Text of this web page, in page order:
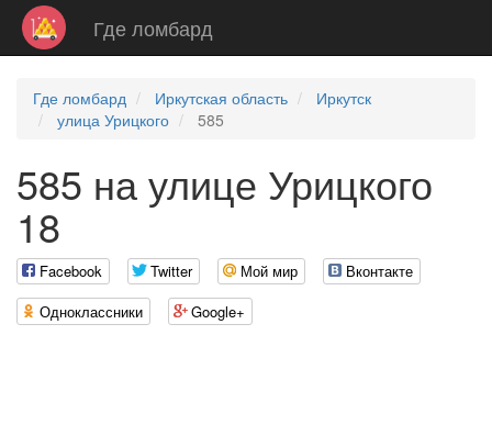
Где ломбард
Где ломбард Иркутская область
Иркутск
улица Урицкого
585
585 на улице Урицкого
18
Facebook Twitter Мой мир
Вконтакте
Одноклассники
Google+